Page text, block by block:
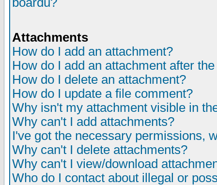
Attachments
How do I add an attachment?
How do I add an attachment after
How do I delete an attachment?
How do I update a file comment?
Why isn't my attachment visible in
Why can't I add attachments?
I've got the necessary permissions,
Why can't I delete attachments?
Why can't I view/download
Who do I contact about illegal or